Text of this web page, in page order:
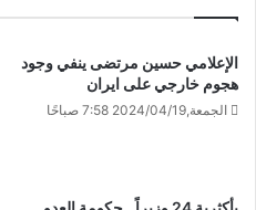
الإعلامي حسين مرتضى ينفي وجود
هجوم خارجي على ايران
الجمعة,2024/04/19 7:58 صباحًا